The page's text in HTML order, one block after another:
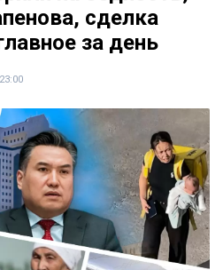
сделка
за день